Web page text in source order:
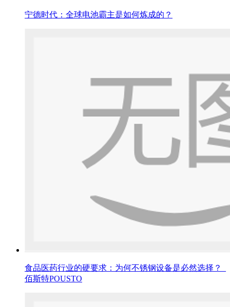
宁德时代：全球电池霸主是如何炼成的？
食品医药行业的硬要求：为何不锈钢设备是必然选择？_
佰斯特POUSTO